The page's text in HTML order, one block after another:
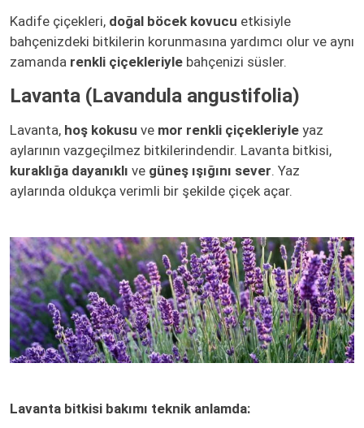
Kadife çiçekleri, doğal böcek kovucu etkisiyle
bahçenizdeki bitkilerin korunmasına yardımcı olur ve aynı
zamanda renkli çiçekleriyle bahçenizi süsler.
Lavanta (Lavandula angustifolia)
Lavanta, hoş kokusu ve mor renkli çiçekleriyle yaz
aylarının vazgeçilmez bitkilerindendir. Lavanta bitkisi,
kuraklığa dayanıklı ve güneş ışığını sever. Yaz
aylarında oldukça verimli bir şekilde çiçek açar.
Lavanta bitkisi bakımı teknik anlamda: